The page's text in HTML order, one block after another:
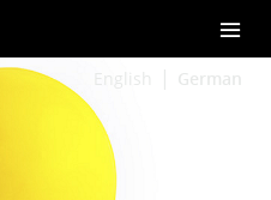
English German